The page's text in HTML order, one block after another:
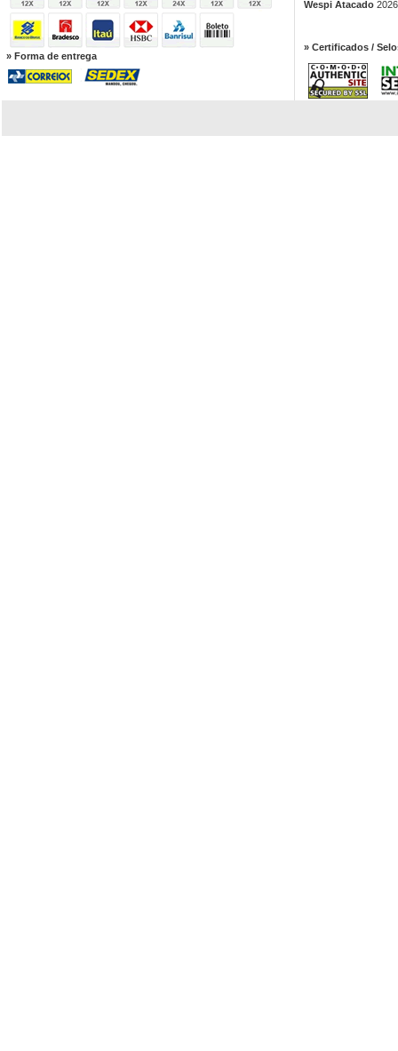
» Forma de entrega
Wespi Atacado
» Certificados /